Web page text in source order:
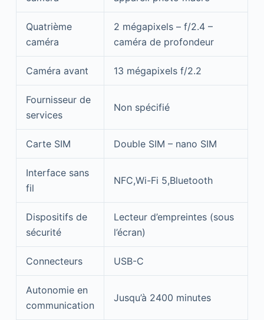
Quatrième
caméra
2 mégapixels – f/2.4 –
caméra de profondeur
Caméra avant 13 mégapixels f/2.2
Fournisseur de
services
Non spécifié
Carte SIM Double SIM – nano SIM
Interface sans
fil
NFC,Wi-Fi 5,Bluetooth
Dispositifs de
sécurité
Lecteur d’empreintes (sous
l’écran)
Connecteurs USB-C
Autonomie en
communication
Jusqu’à 2400 minutes